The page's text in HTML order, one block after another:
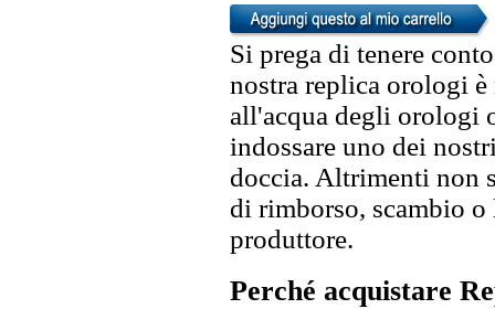
Si prega di tenere
nostra replica orologi
all'acqua degli orologi
indossare uno dei
doccia. Altrimenti non
di rimborso, scambio
produttore.
Perché acquistare